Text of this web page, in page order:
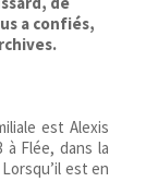
a confiés,
est Alexis
à Flée, dans la
est en